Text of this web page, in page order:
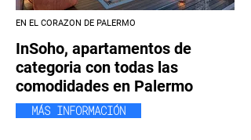
EN EL CORAZON DE PALERMO
InSoho, apartamentos de
categoria con todas las
comodidades en Palermo
MÁS INFORMACIÓN